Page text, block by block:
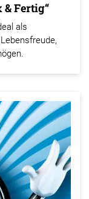
Fertig“
als